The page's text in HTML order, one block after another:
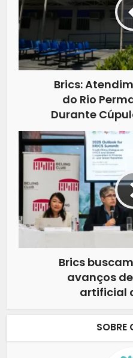
Brics:
do Rio
Durante
Brics
avanços
artificial
SOBRE